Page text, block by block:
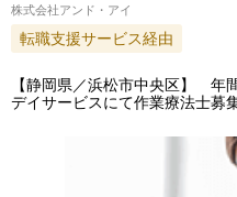
株式会社アンド・アイ
転職支援サービス経由
【静岡県／浜松市中央区】 年
デイサービスにて作業療法士募